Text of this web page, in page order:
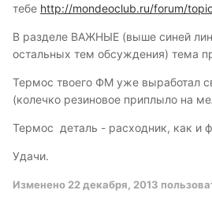
тебе http://mondeoclub.ru/forum/
В разделе ВАЖНЫЕ (выше синей
остальных тем обсуждения) тема
Термос твоего ФМ уже выработал
(колечко резиновое приплыло на
Термос деталь - расходник, как и
Удачи.
Изменено 22 декабря, 2013